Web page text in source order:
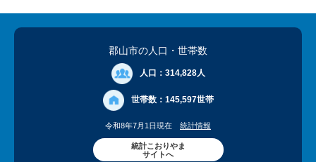
郡山市の人口 ・世帯数
人口： 314,828人
世帯数： 145,597世帯
令和8年7月1日現在 統計情報
統計こおりやま
サイトへ